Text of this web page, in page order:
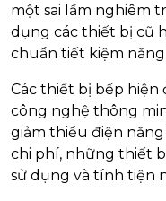
một sai lầm nghiêm
dụng các thiết bị cũ
chuẩn tiết kiệm
Các thiết bị bếp
công nghệ thông
giảm thiểu điện
chi phí, những thiết
sử dụng và tính tiện